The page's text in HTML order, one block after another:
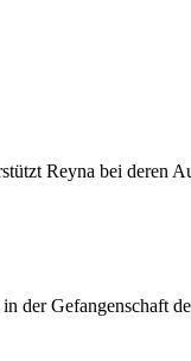
Reyna bei deren
der Gefangenschaft